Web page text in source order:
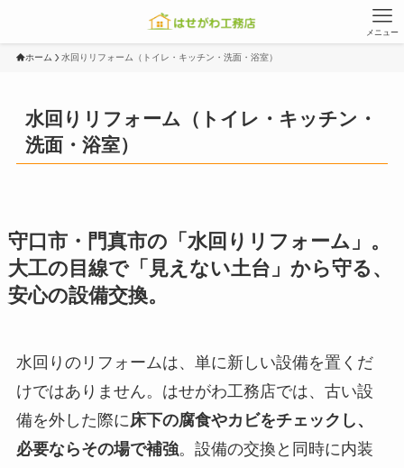
メニュー
ホーム 水回りリフォーム（トイレ・キッチン・洗面・浴室）
水回りリフォーム（トイレ・キッチン・
洗面・浴室）
守口市・門真市の「水回りリフォーム」。
大工の目線で「見えない土台」から守る、
安心の設備交換。
水回りのリフォームは、単に新しい設備を置くだ
けではありません。はせがわ工務店では、古い設
備を外した際に床下の腐食やカビをチェックし、
必要ならその場で補強。設備の交換と同時に内装